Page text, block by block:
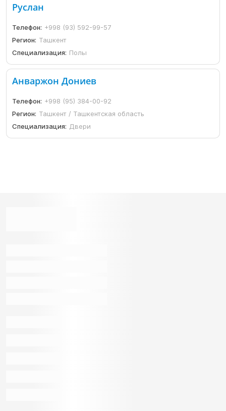
Руслан
Телефон: +998 (93) 592-99-57
Регион: Ташкент
Специализация: Полы
Анваржон Дониев
Телефон: +998 (95) 384-00-92
Регион: Ташкент / Ташкентская область
Специализация: Двери